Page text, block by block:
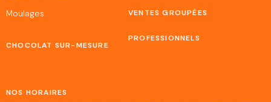
Moulages
CHOCOLAT SUR-MESURE
VENTES GROUPÉES
PROFESSIONNELS
NOS HORAIRES